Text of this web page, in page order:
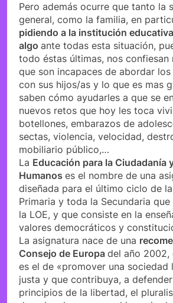
Pero además ocurre que tanto la
general, como la familia, en
pidiendo a la institución
algo ante todas esta situación,
todo éstas últimas, nos confiesan
que son incapaces de abordar
con sus hijos/as y lo que es mas
saben cómo ayudarles a que se
nuevos retos que hoy les toca
botellones, embarazos de
sectas, violencia, velocidad,
mobiliario público,…
La Educación para la Ciudadanía
Humanos es el nombre de una
diseñada para el último ciclo de
Primaria y toda la Secundaria
la LOE, y que consiste en la
valores democráticos y
La asignatura nace de una
Consejo de Europa del año
es el de «promover una sociedad
justa y que contribuya, a
principios de la libertad, el